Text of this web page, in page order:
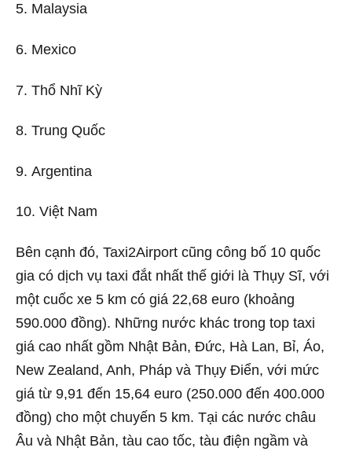
5. Malaysia
6. Mexico
7. Thổ Nhĩ Kỳ
8. Trung Quốc
9. Argentina
10. Việt Nam
Bên cạnh đó, Taxi2Airport cũng công bố 10 quốc
gia có dịch vụ taxi đắt nhất thế giới là Thụy Sĩ, với
một cuốc xe 5 km có giá 22,68 euro (khoảng
590.000 đồng). Những nước khác trong top taxi
giá cao nhất gồm Nhật Bản, Đức, Hà Lan, Bỉ, Áo,
New Zealand, Anh, Pháp và Thụy Điển, với mức
giá từ 9,91 đến 15,64 euro (250.000 đến 400.000
đồng) cho một chuyến 5 km. Tại các nước châu
Âu và Nhật Bản, tàu cao tốc, tàu điện ngầm và